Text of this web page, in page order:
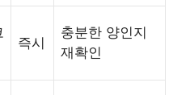
즉시
충분한 양인지
재확인